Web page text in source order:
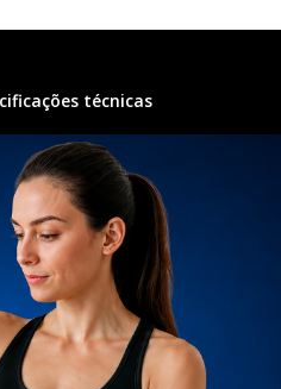
técnicas